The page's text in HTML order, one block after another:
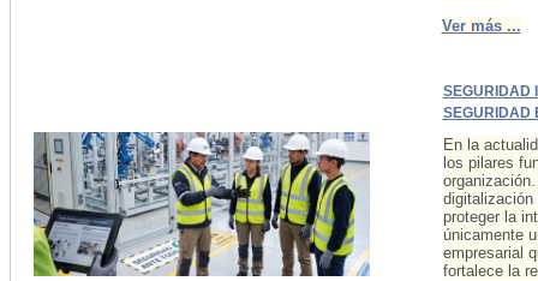
Ver más ...
SEGURIDAD
SEGURIDAD
En la
los pilares
proteger la
únicamente
empresarial
fortalece la